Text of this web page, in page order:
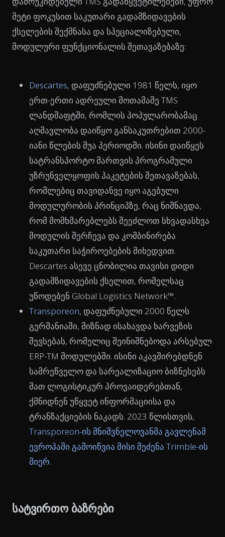
მეტი ფოკუსით საკუთარი გადამზიდავების
ქსელების შექმნასა და სპეციალიზებული,
მოდულური ფუნქციონალის შეთავაზებაზე:
Descartes, დაფუძნებული 1981 წელს, იყო
ერთ-ერთი ადრეული მოთამაშე TMS
ლანდშაფტში, რომლის პოპულარობამაც
აღმავლობა დაიწყო განსაკუთრებით 2000-
იანი წლების შუა პერიოდში. ისინი დაიწყეს
სატრანსპორტო მართვის პროგრამული
უზრუნველყოფის პაკეტების შეთავაზებას,
რომლებიც თავიდანვე იყო აგებული
მოდულურობის პრინციპზე, რაც ნიშნავდა,
რომ მომხმარებლებს შეეძლოთ სხვადასხვა
მოდულის შერჩევა და კომბინირება
საკუთარი საჭიროებების მიხედვით.
Descartes ასევე ცნობილია თავისი დიდი
გადამზიდავების ქსელით, რომელსაც
უწოდებენ Global Logistics Network™.
Transporeon, დაფუძნებული 2000 წელს
გერმანიაში, მიზნად ისახავდა ხარვეზის
შევსებას, რომელიც შეინიშნებოდა არსებულ
ERP-TM მოდულებში. ისინი აკავშირებდნენ
სამრეწველო და სარეალიზაციო ბიზნესებს
მათ ლოგისტიკურ პროვაიდერებთან,
ქმნიდნენ უწყვეტ ინფორმაციისა და
ტრანზაქციების ნაკადს. 2023 წლისთვის,
Transporeon-ის მნიშვნელოვანმა გავლენამ
ევროპაში გამოიწვია მისი შეძენა Trimble-ის
მიერ.
სატვირთო ბაზრები